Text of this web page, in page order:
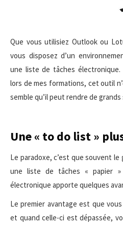
Que vous utilisiez Outlook ou
vous disposez d’un
une liste de tâches
lors de mes formations, cet outil
semble qu’il peut rendre de grands
Une « to do list »
Le paradoxe, c’est que souvent
une liste de tâches « papier
électronique apporte quelques
Le premier avantage est que
et quand celle-ci est dépassée,